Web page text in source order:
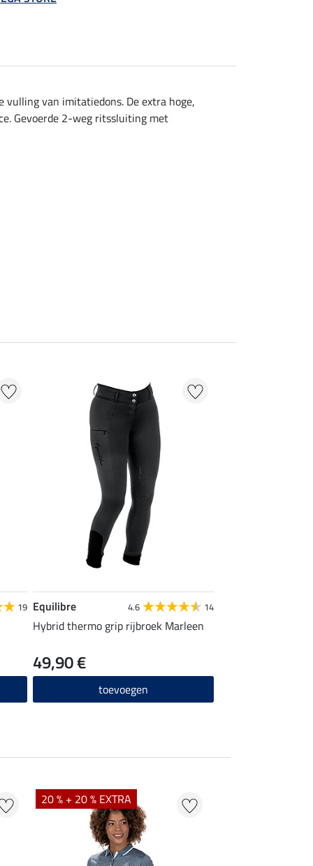
vulling van imitatiedons. De extra hoge,
Gevoerde 2-weg ritssluiting met
19 Equilibre 4.6 14
Hybrid thermo grip rijbroek Marleen
49,90 €
toevoegen
20 % + 20 % EXTRA